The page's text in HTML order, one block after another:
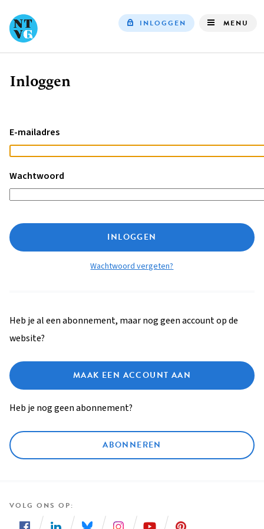
INLOGGEN MENU
Kruimelpad
Inloggen
E-mailadres
Wachtwoord
INLOGGEN
Wachtwoord vergeten?
Heb je al een abonnement, maar nog geen account op de
website?
MAAK EEN ACCOUNT AAN
Heb je nog geen abonnement?
ABONNEREN
VOLG ONS OP